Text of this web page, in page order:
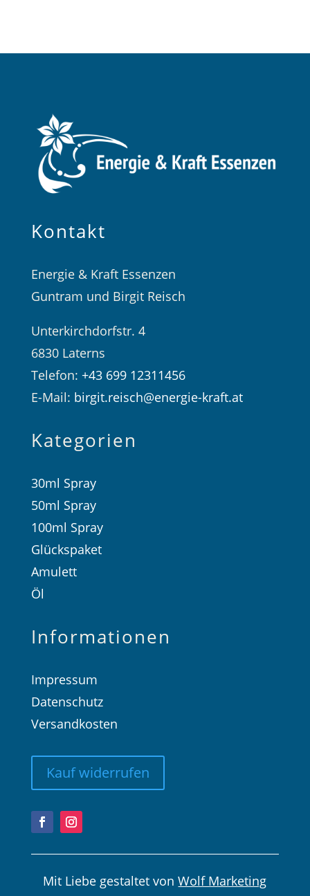
Kontakt
Energie & Kraft Essenzen
Guntram und Birgit Reisch
Unterkirchdorfstr. 4
6830 Laterns
Telefon: +43 699 12311456
E-Mail: birgit.reisch@energie-kraft.at
Kategorien
30ml Spray
50ml Spray
100ml Spray
Glückspaket
Amulett
Öl
Informationen
Impressum
Datenschutz
Versandkosten
Kauf widerrufen
Mit Liebe gestaltet vonWolf Marketing